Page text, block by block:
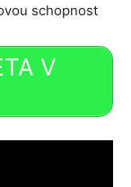
schopnost
V